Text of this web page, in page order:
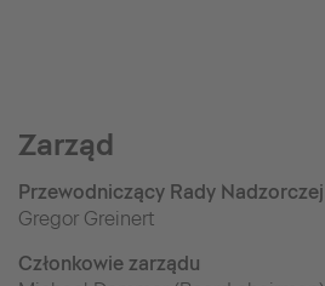
Zarząd
Przewodniczący Rady Nadzorczej
Gregor Greinert
Członkowie zarządu